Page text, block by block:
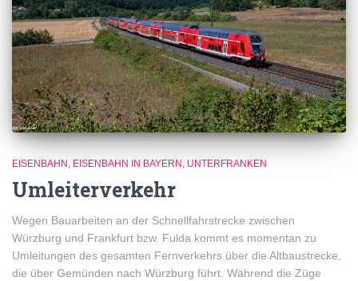
EISENBAHN EISENBAHN IN BAYERN UNTERFRANKEN
Umleiterverkehr
Wegen Bauarbeiten an der Schnellfahrstrecke zwischen
Würzburg und Frankfurt bzw. Fulda kommt es momentan zu
Umleitungen des gesamten Fernverkehrs über die Altbaustrecke,
die über Gemünden nach Würzburg führt. Während die Züge